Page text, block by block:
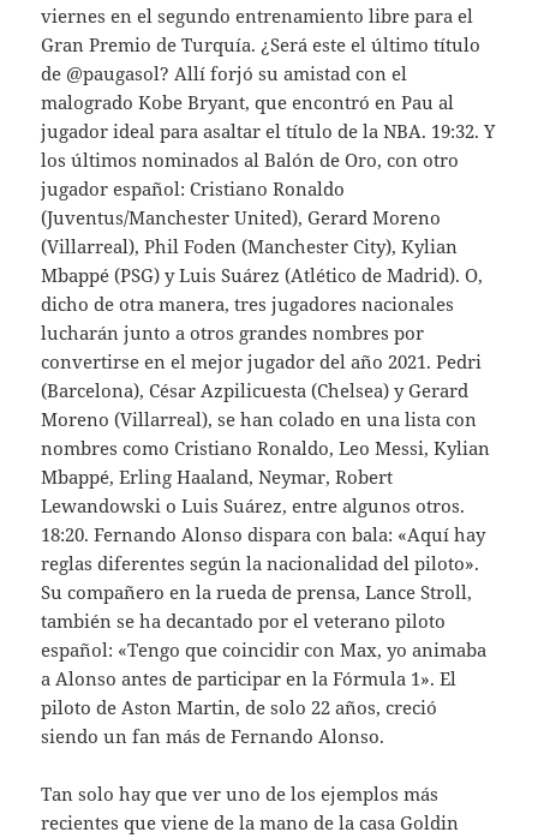
viernes en el segundo entrenamiento libre para el
Gran Premio de Turquía. ¿Será este el último título
de @paugasol? Allí forjó su amistad con el
malogrado Kobe Bryant, que encontró en Pau al
jugador ideal para asaltar el título de la NBA. 19:32. Y
los últimos nominados al Balón de Oro, con otro
jugador español: Cristiano Ronaldo
(Juventus/Manchester United), Gerard Moreno
(Villarreal), Phil Foden (Manchester City), Kylian
Mbappé (PSG) y Luis Suárez (Atlético de Madrid). O,
dicho de otra manera, tres jugadores nacionales
lucharán junto a otros grandes nombres por
convertirse en el mejor jugador del año 2021. Pedri
(Barcelona), César Azpilicuesta (Chelsea) y Gerard
Moreno (Villarreal), se han colado en una lista con
nombres como Cristiano Ronaldo, Leo Messi, Kylian
Mbappé, Erling Haaland, Neymar, Robert
Lewandowski o Luis Suárez, entre algunos otros.
18:20. Fernando Alonso dispara con bala: «Aquí hay
reglas diferentes según la nacionalidad del piloto».
Su compañero en la rueda de prensa, Lance Stroll,
también se ha decantado por el veterano piloto
español: «Tengo que coincidir con Max, yo animaba
a Alonso antes de participar en la Fórmula 1». El
piloto de Aston Martin, de solo 22 años, creció
siendo un fan más de Fernando Alonso.
Tan solo hay que ver uno de los ejemplos más
recientes que viene de la mano de la casa Goldin